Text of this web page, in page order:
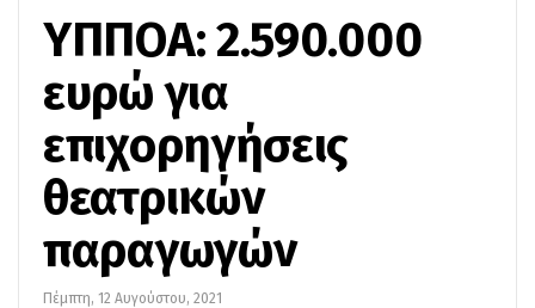
ΥΠΠΟΑ: 2.590.000
ευρώ για
επιχορηγήσεις
θεατρικών
παραγωγών
Πέμπτη, 12 Αυγούστου, 2021